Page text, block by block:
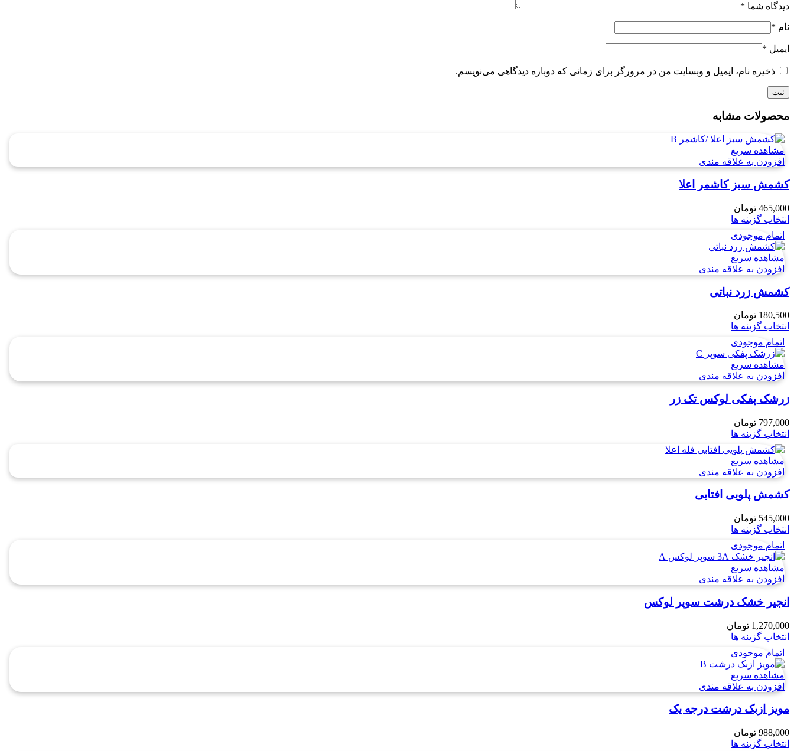
دیدگاه شما *
نام *
ایمیل *
ذخیره نام، ایمیل و وبسایت من در مرورگر برای زمانی که دوباره دیدگاهی می‌نویسم.
محصولات مشابه
مشاهده سریع
افزودن به علاقه مندی
کشمش سبز کاشمر اعلا
465,000 تومان
انتخاب گزینه ها
اتمام موجودی
مشاهده سریع
افزودن به علاقه مندی
کشمش زرد نباتی
180,500 تومان
انتخاب گزینه ها
اتمام موجودی
مشاهده سریع
افزودن به علاقه مندی
زرشک پفکی لوکس تک زر
797,000 تومان
انتخاب گزینه ها
مشاهده سریع
افزودن به علاقه مندی
کشمش پلویی افتابی
545,000 تومان
انتخاب گزینه ها
اتمام موجودی
مشاهده سریع
افزودن به علاقه مندی
انجیر خشک درشت سوپر لوکس
1,270,000 تومان
انتخاب گزینه ها
اتمام موجودی
مشاهده سریع
افزودن به علاقه مندی
مویز ازبک درشت درجه یک
988,000 تومان
انتخاب گزینه ها